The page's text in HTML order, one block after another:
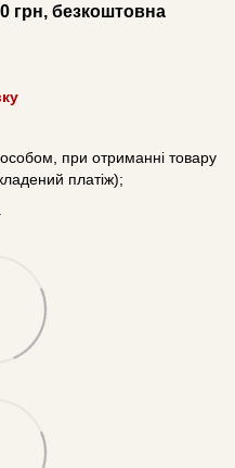
грн, безкоштовна
при отриманні товару
платіж);